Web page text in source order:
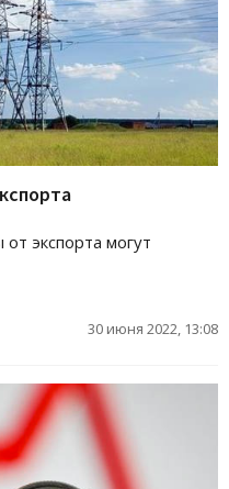
экспорта могут
30 июня 2022, 13:08